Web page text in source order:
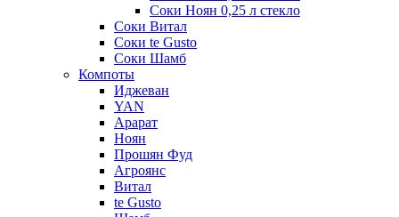
Соки Ноян 0,25 л стекло
Соки Витал
Соки te Gusto
Соки Шамб
Компоты
Иджеван
YAN
Арарат
Ноян
Прошян Фуд
Агроянс
Витал
te Gusto